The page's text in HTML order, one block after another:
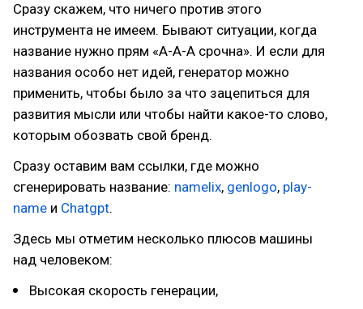
Сразу скажем, что ничего против этого
инструмента не имеем. Бывают ситуации, когда
название нужно прям «А-А-А срочна». И если для
названия особо нет идей, генератор можно
применить, чтобы было за что зацепиться для
развития мысли или чтобы найти какое-то слово,
которым обозвать свой бренд.
Сразу оставим вам ссылки, где можно
сгенерировать название: namelix, genlogo, play-
name и Chatgpt.
Здесь мы отметим несколько плюсов машины
над человеком:
Высокая скорость генерации,